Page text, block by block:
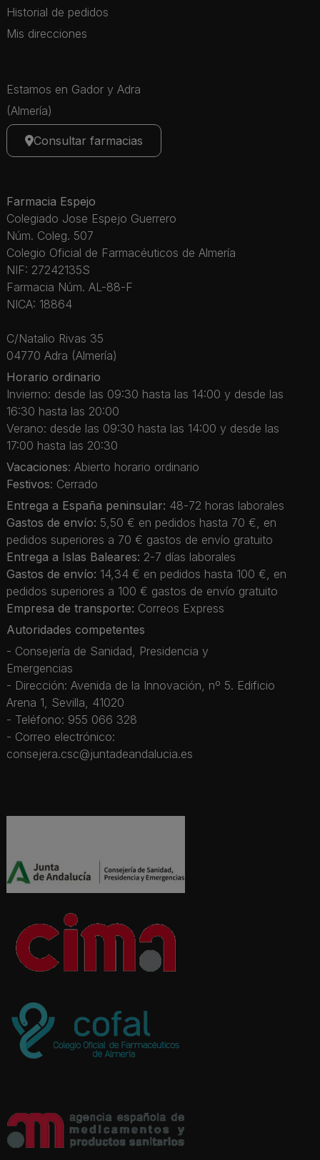
Historial de pedidos
Mis direcciones
Estamos en Gador y Adra
(Almería)
Consultar farmacias
Farmacia Espejo
Colegiado Jose Espejo Guerrero
Núm. Coleg. 507
Colegio Oficial de Farmacéuticos de Almería
NIF: 27242135S
Farmacia Núm. AL-88-F
NICA: 18864
C/Natalio Rivas 35
04770 Adra (Almería)
Horario ordinario
Invierno: desde las 09:30 hasta las 14:00 y desde las
16:30 hasta las 20:00
Verano: desde las 09:30 hasta las 14:00 y desde las
17:00 hasta las 20:30
Vacaciones: Abierto horario ordinario
Festivos: Cerrado
Entrega a España peninsular: 48-72 horas laborales
Gastos de envío: 5,50 € en pedidos hasta 70 €, en
pedidos superiores a 70 € gastos de envío gratuito
Entrega a Islas Baleares: 2-7 días laborales
Gastos de envío: 14,34 € en pedidos hasta 100 €, en
pedidos superiores a 100 € gastos de envío gratuito
Empresa de transporte: Correos Express
Autoridades competentes
- Consejería de Sanidad, Presidencia y
Emergencias
- Dirección: Avenida de la Innovación, nº 5. Edificio
Arena 1, Sevilla, 41020
- Teléfono: 955 066 328
- Correo electrónico:
consejera.csc@juntadeandalucia.es